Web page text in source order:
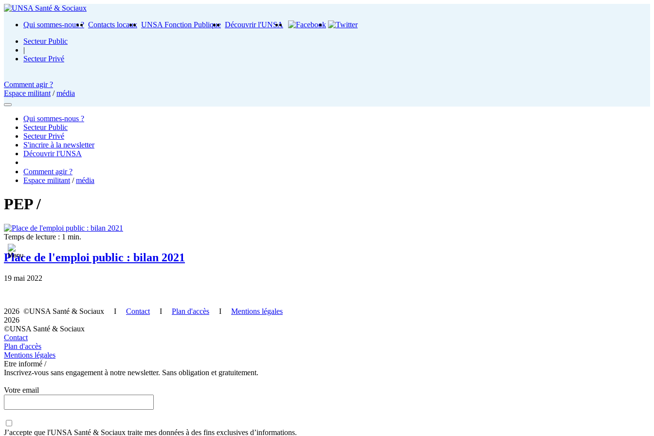
Qui sommes-nous ? Contacts locaux UNSA Fonction Publique Découvrir l'UNSA
Secteur Public
|
Secteur Privé
Comment agir ?
Espace militant /média
Qui sommes-nous ?
Secteur Public
Secteur Privé
S'incrire à la newsletter
Découvrir l'UNSA
Comment agir ?
Espace militant /média
PEP /
Temps de lecture : 1 min.
Place de l'emploi public : bilan 2021
19 mai 2022
2026 ©UNSA Santé & Sociaux I Contact I Plan d'accès I Mentions légales
2026
©UNSA Santé & Sociaux
Contact
Plan d'accès
Mentions légales
Etre informé /
Inscrivez-vous sans engagement à notre newsletter. Sans obligation et gratuitement.
Votre email
J’accepte que l'UNSA Santé & Sociaux traite mes données à des fins exclusives d’informations.